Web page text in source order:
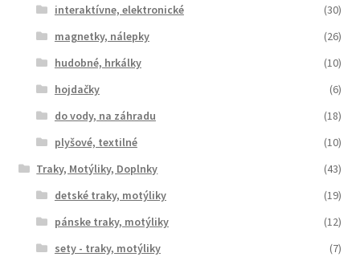
interaktívne, elektronické
(30)
magnetky, nálepky
(26)
hudobné, hrkálky
(10)
hojdačky
(6)
do vody, na záhradu
(18)
plyšové, textilné
(10)
Traky, Motýliky, Doplnky
(43)
detské traky, motýliky
(19)
pánske traky, motýliky
(12)
sety - traky, motýliky
(7)